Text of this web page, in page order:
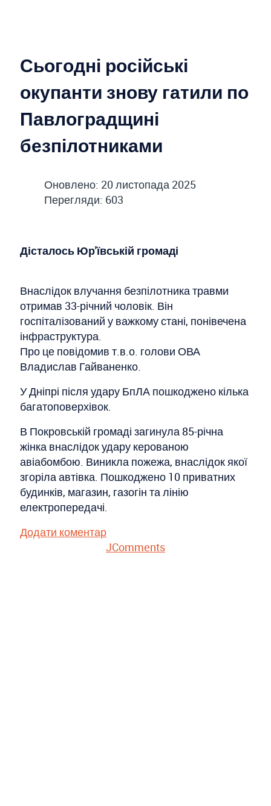
Сьогодні російські
окупанти знову гатили по
Павлоградщині
безпілотниками
Оновлено: 20 листопада 2025
Перегляди: 603
Дісталось Юр'ївській громаді
Внаслідок влучання безпілотника травми
отримав 33-річний чоловік. Він
госпіталізований у важкому стані, понівечена
інфраструктура.
Про це повідомив т.в.о. голови ОВА
Владислав Гайваненко.
У Дніпрі після удару БпЛА пошкоджено кілька
багатоповерхівок.
В Покровській громаді загинула 85-річна
жінка внаслідок удару керованою
авіабомбою. Виникла пожежа, внаслідок якої
згоріла автівка. Пошкоджено 10 приватних
будинків, магазин, газогін та лінію
електропередачі.
Додати коментар
JComments